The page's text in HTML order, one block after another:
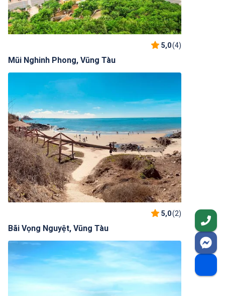
5,0(4)
Mũi Nghinh Phong, Vũng Tàu
5,0(2)
Bãi Vọng Nguyệt, Vũng Tàu